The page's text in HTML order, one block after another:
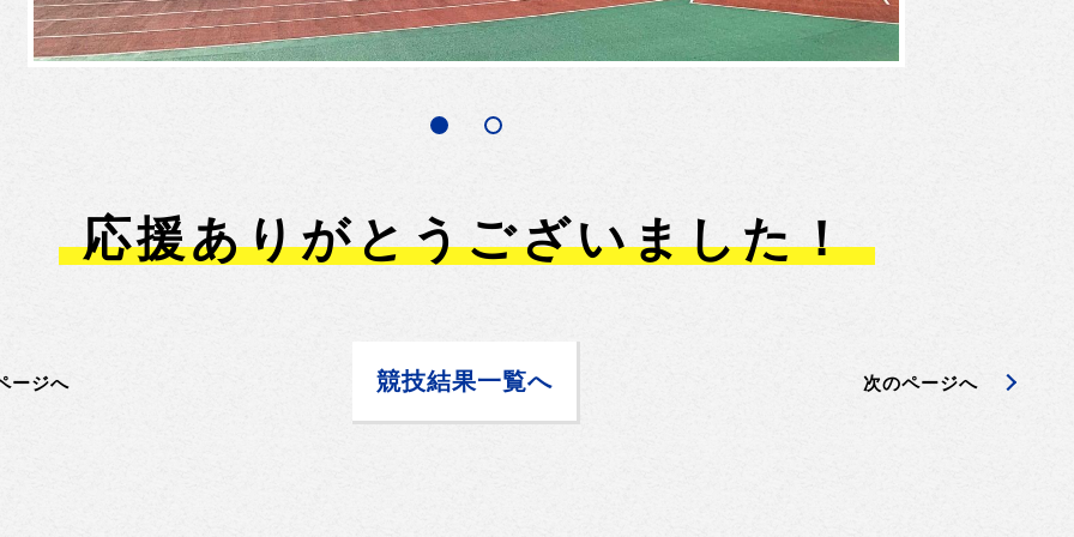
応援ありがとうございました！
ージへ 競技結果一覧へ 次のページへ